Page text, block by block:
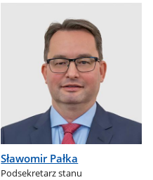
Sławomir Pałka
Podsekretarz stanu